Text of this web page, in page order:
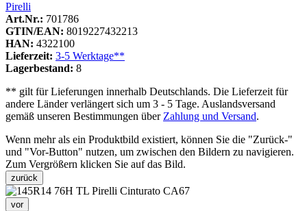
Pirelli
Art.Nr.: 701786
GTIN/EAN: 8019227432213
HAN: 4322100
Lieferzeit: 3-5 Werktage**
Lagerbestand: 8
** gilt für Lieferungen innerhalb Deutschlands. Die Lieferzeit für
andere Länder verlängert sich um 3 - 5 Tage. Auslandsversand
gemäß unseren Bestimmungen über Zahlung und Versand.
Wenn mehr als ein Produktbild existiert, können Sie die "Zurück-"
und "Vor-Button" nutzen, um zwischen den Bildern zu navigieren.
Zum Vergrößern klicken Sie auf das Bild.
zurück
vor